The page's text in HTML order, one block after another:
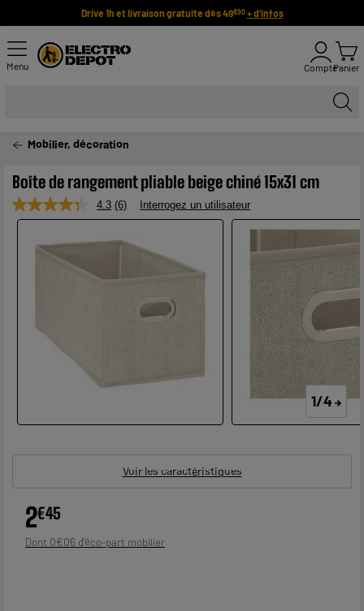
Drive 1h et livraison gratuite dès 49€90 + d'infos
Menu ComptePanier
Mobilier, décoration
Boîte de rangement pliable beige chiné 15x31 cm
4.3 Lire
6
avis.
Lien
la
page.
(6) Interrogez un utilisateur
1/4
Voir les caractéristiques
2€45
Dont 0€06